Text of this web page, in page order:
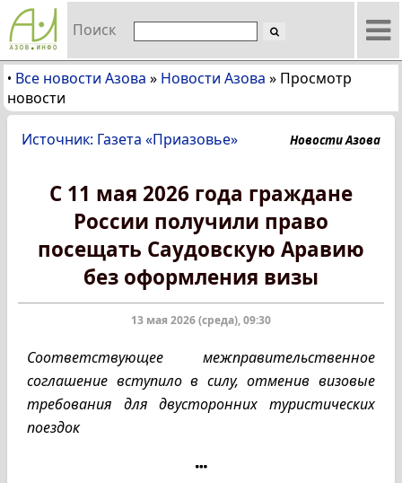
Поиск
• Все новости Азова » Новости Азова » Просмотр
новости
Источник: Газета «Приазовье» Новости Азова
С 11 мая 2026 года граждане
России получили право
посещать Саудовскую Аравию
без оформления визы
13 мая 2026 (среда), 09:30
Соответствующее межправительственное
соглашение вступило в силу, отменив визовые
требования для двусторонних туристических
поездок